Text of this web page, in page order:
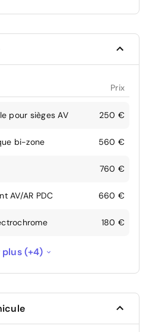
Prix
pour sièges AV 250 €
bi-zone 560 €
760 €
AV/AR PDC 660 €
180 €
et dossier des
selon 3
rapide.
400 €
plus (+4)